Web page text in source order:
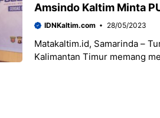
Amsindo Kaltim Minta
Flyover Agar Segera
IDNKaltim.com 28/05/2023
Matakaltim.id, Samarinda –
Kalimantan Timur memang